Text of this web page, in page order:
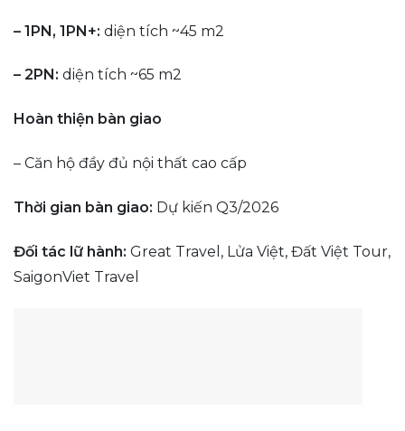
– 1PN, 1PN+: diện tích ~45 m2
– 2PN: diện tích ~65 m2
Hoàn thiện bàn giao
– Căn hộ đầy đủ nội thất cao cấp
Thời gian bàn giao: Dự kiến Q3/2026
Đối tác lữ hành: Great Travel, Lửa Việt, Đất Việt Tour,
SaigonViet Travel